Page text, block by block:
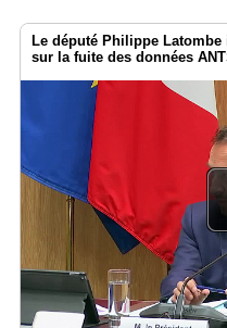
Le député Philippe
sur la fuite des données